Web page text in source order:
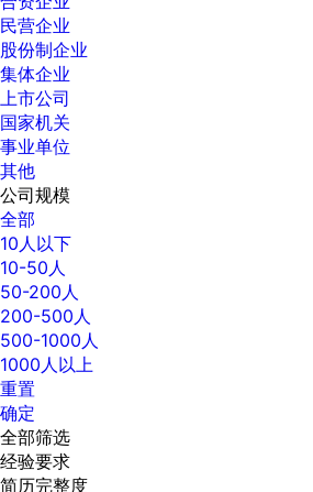
民营企业
股份制企业
集体企业
上市公司
国家机关
事业单位
其他
公司规模
全部
10人以下
10-50人
50-200人
200-500人
500-1000人
1000人以上
重置
确定
全部筛选
经验要求
简历完整度